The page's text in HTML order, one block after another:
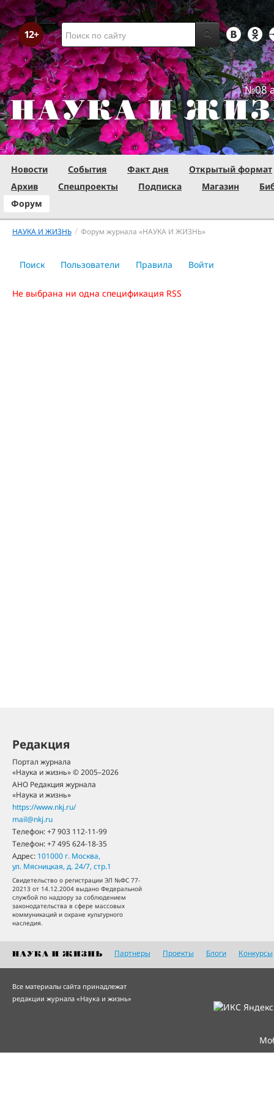
№08
Новости События Факт дня
Открытый формат
Архив
Спецпроекты Подписка Магазин
Форум
НАУКА И ЖИЗНЬ / Форум журнала «НАУКА И ЖИЗНЬ»
Поиск Пользователи Правила Войти
Не выбрана ни одна спецификация RSS
Редакция
Портал журнала
«Наука и жизнь» © 2005–2026
АНО Редакция журнала
«Наука и жизнь»
https://www.nkj.ru/
mail@nkj.ru
Телефон:+7 903 112-11-99
Телефон:+7 495 624-18-35
Адрес: 101000 г. Москва,
ул. Мясницкая, д. 24/7, стр.1
Свидетельство о регистрации ЭЛ №ФС 77-
20213 от 14.12.2004 выдано Федеральной
службой по надзору за соблюдением
законодательства в сфере массовых
коммуникаций и охране культурного
наследия.
Партнеры Проекты Блоги Конкурсы
Все материалы сайта принадлежат
редакции журнала «Наука и жизнь»